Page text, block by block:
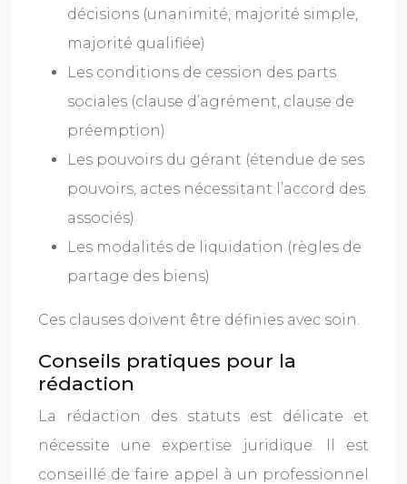
décisions (unanimité, majorité simple,
majorité qualifiée)
Les conditions de cession des parts
sociales (clause d’agrément, clause de
préemption)
Les pouvoirs du gérant (étendue de ses
pouvoirs, actes nécessitant l’accord des
associés)
Les modalités de liquidation (règles de
partage des biens)
Ces clauses doivent être définies avec soin.
Conseils pratiques pour la
rédaction
La rédaction des statuts est délicate et
nécessite une expertise juridique. Il est
conseillé de faire appel à un professionnel